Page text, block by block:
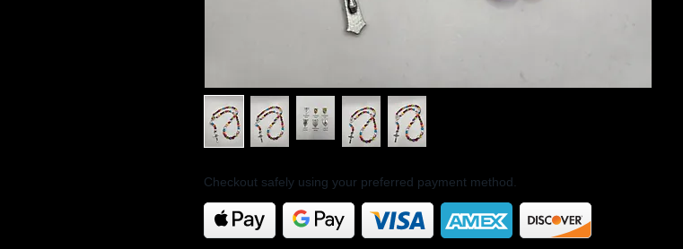
Checkout safely using your preferred payment method.